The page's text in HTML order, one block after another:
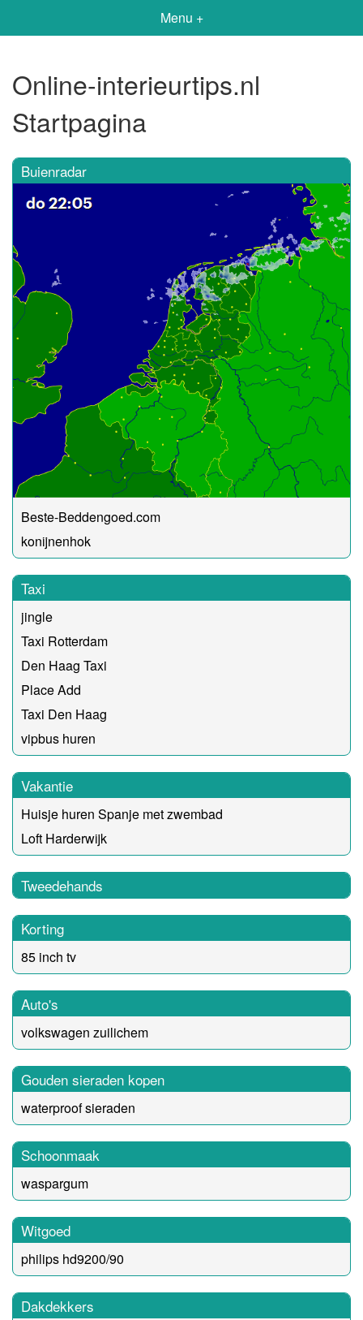
Menu +
Online-interieurtips.nl
Startpagina
Buienradar
Beste-Beddengoed.com
konijnenhok
Taxi
jingle
Taxi Rotterdam
Den Haag Taxi
Place Add
Taxi Den Haag
vipbus huren
Vakantie
Huisje huren Spanje met zwembad
Loft Harderwijk
Tweedehands
Korting
85 inch tv
Auto's
volkswagen zuilichem
Gouden sieraden kopen
waterproof sieraden
Schoonmaak
waspargum
Witgoed
philips hd9200/90
Dakdekkers